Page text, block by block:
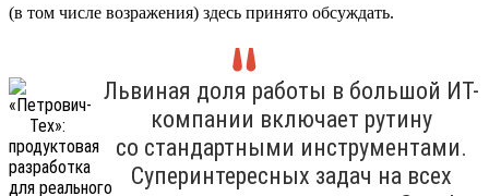
(в том числе возражения) здесь принято обсуждать.
Львиная доля работы в большой ИТ-
компании включает рутину
со стандартными инструментами.
Суперинтересных задач на всех